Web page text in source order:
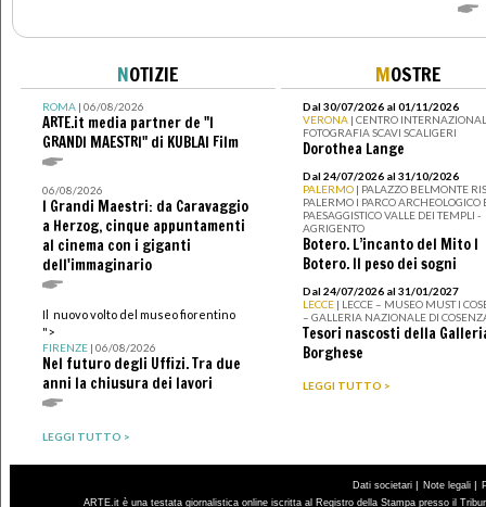
NOTIZIE
ROMA| 06/08/2026
ARTE.it media partner de "I
GRANDI MAESTRI" di KUBLAI Film
06/08/2026
I Grandi Maestri: da Caravaggio
a Herzog, cinque appuntamenti
al cinema con i giganti
dell'immaginario
Il nuovo volto del museo fiorentino
">
FIRENZE| 06/08/2026
Nel futuro degli Uffizi. Tra due
anni la chiusura dei lavori
LEGGI TUTTO >
MOSTRE
Dal 30/07/2026 al 01/11/2026
VERONA | CENTRO
FOTOGRAFIA SCAVI SCALIGERI
Dorothea Lange
Dal 24/07/2026 al 31/10/2026
PALERMO | PALAZZO BELMONTE
PALERMO I PARCO ARCHEOLOGICO
PAESAGGISTICO VALLE DEI TEMPLI -
AGRIGENTO
Botero. L’incanto del Mito I
Botero. Il peso dei sogni
Dal 24/07/2026 al 31/01/2027
LECCE | LECCE – MUSEO MUST I
– GALLERIA NAZIONALE DI
Tesori nascosti della
Borghese
LEGGI TUTTO >
Dati societari | Note legali |
ARTE.it è una testata giornalistica online iscritta al Registro della Stampa presso il